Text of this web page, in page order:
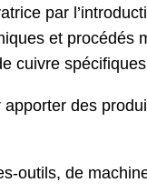
par
et procédés
cuivre
des
outils, de